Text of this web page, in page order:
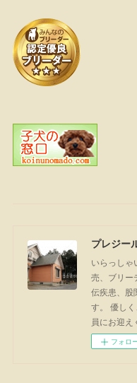
プレジー
いらっしゃ
売、ブリー
伝疾患、股
す。 優し
員にお迎え
フォロ